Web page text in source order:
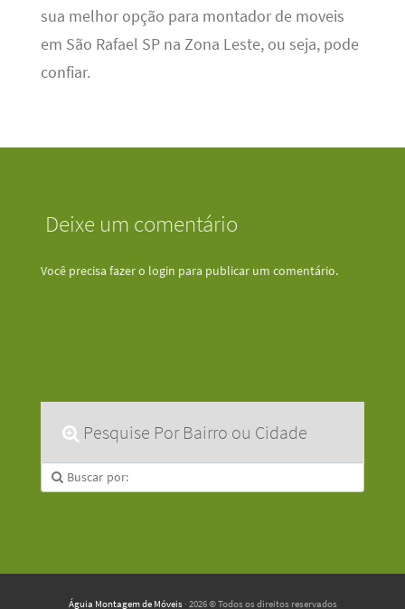
sua melhor opção para montador de moveis
em São Rafael SP na Zona Leste, ou seja, pode
confiar.
Deixe um comentário
Você precisa fazer o login para publicar um comentário.
Pesquise Por Bairro ou Cidade
Águia Montagem de Móveis· 2026 © Todos os direitos reservados